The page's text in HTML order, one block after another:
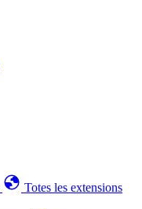
Totes les extensions